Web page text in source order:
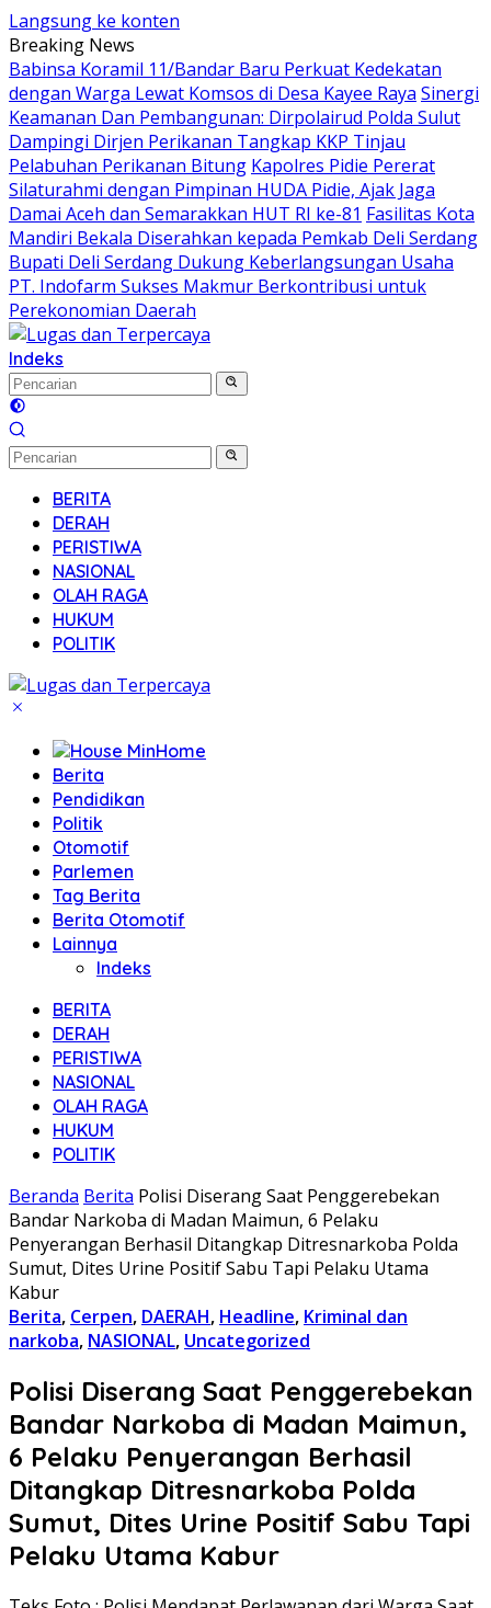
Langsung ke konten
Breaking News
Babinsa Koramil 11/Bandar Baru Perkuat Kedekatan
dengan Warga Lewat Komsos di Desa Kayee Raya Sinergi
Keamanan Dan Pembangunan: Dirpolairud Polda Sulut
Dampingi Dirjen Perikanan Tangkap KKP Tinjau
Pelabuhan Perikanan Bitung ‎‎Kapolres Pidie Pererat
Silaturahmi dengan Pimpinan HUDA Pidie, Ajak Jaga
Damai Aceh dan Semarakkan HUT RI ke-81 Fasilitas Kota
Mandiri Bekala Diserahkan kepada Pemkab Deli Serdang
Bupati Deli Serdang Dukung Keberlangsungan Usaha
PT. Indofarm Sukses Makmur Berkontribusi untuk
Perekonomian Daerah
Indeks
BERITA
DERAH
PERISTIWA
NASIONAL
OLAH RAGA
HUKUM
POLITIK
Home
Berita
Pendidikan
Politik
Otomotif
Parlemen
Tag Berita
Berita Otomotif
Lainnya
Indeks
BERITA
DERAH
PERISTIWA
NASIONAL
OLAH RAGA
HUKUM
POLITIK
Beranda Berita Polisi Diserang Saat Penggerebekan
Bandar Narkoba di Madan Maimun, 6 Pelaku
Penyerangan Berhasil Ditangkap Ditresnarkoba Polda
Sumut, Dites Urine Positif Sabu Tapi Pelaku Utama
Kabur
Berita, Cerpen, DAERAH, Headline, Kriminal dan
narkoba, NASIONAL, Uncategorized
Polisi Diserang Saat Penggerebekan
Bandar Narkoba di Madan Maimun,
6 Pelaku Penyerangan Berhasil
Ditangkap Ditresnarkoba Polda
Sumut, Dites Urine Positif Sabu Tapi
Pelaku Utama Kabur